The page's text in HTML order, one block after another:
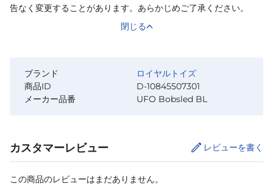
告なく変更することがあります。あらかじめご了承ください。
閉じる
ブランド
ロイヤルトイズ
商品ID
D-10845507301
メーカー品番
UFO Bobsled BL
カスタマーレビュー レビューを書く
この商品のレビューはまだありません。